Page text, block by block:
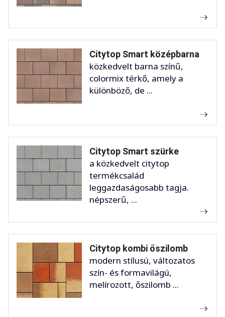
Citytop Smart középbarna
közkedvelt barna színű,
colormix térkő, amely a
különböző, de ...
Citytop Smart szürke
a közkedvelt citytop
termékcsalád
leggazdaságosabb tagja.
népszerű, ...
Citytop kombi őszilomb
modern stílusú, változatos
szín- és formavilágú,
melírozott, őszilomb ...